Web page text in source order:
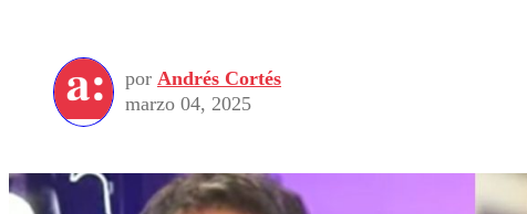
por Andrés Cortés
marzo 04, 2025